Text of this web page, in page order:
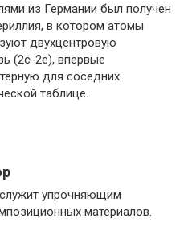
из Германии был получен
в котором атомы
двухцентровую
(2c-2e), впервые
для соседних
таблице.
упрочняющим
материалов.